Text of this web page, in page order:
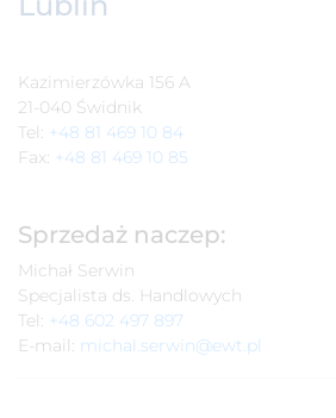
Kazimierzówka 156 A
21-040 Świdnik
Tel: +48 81 469 10 84
Fax: +48 81 469 10 85
Sprzedaż naczep:
Michał Serwin
Specjalista ds. Handlowych
Tel: +48 602 497 897
E-mail: michal.serwin@ewt.pl